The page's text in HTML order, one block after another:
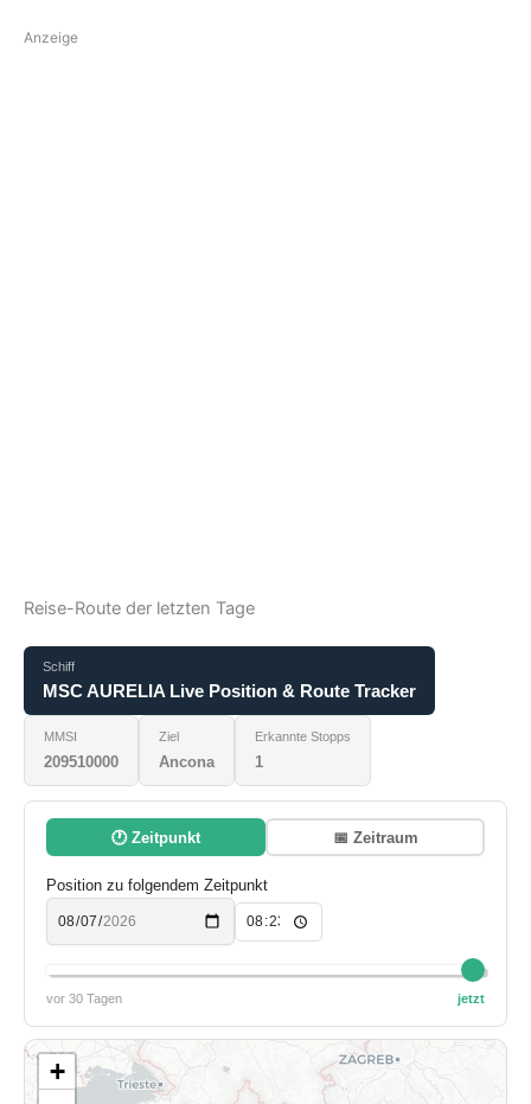
Anzeige
Reise-Route der letzten Tage
Schiff
MSC AURELIA Live Position & Route Tracker
MMSI
209510000
Ziel
Ancona
Erkannte Stopps
1
🕐 Zeitpunkt 📅 Zeitraum
Position zu folgendem Zeitpunkt
vor 30 Tagen jetzt
+